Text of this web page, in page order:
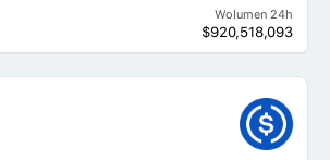
Wolumen 24h
$920,518,093